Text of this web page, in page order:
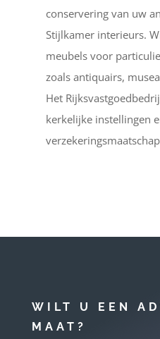
conservering van uw
Stijlkamer interieurs.
meubels voor
zoals antiquairs,
Het
kerkelijke instellingen
WILT U EEN
MAAT?